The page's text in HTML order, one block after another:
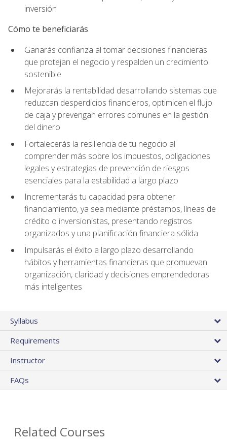
inversión
Cómo te beneficiarás
Ganarás confianza al tomar decisiones financieras
que protejan el negocio y respalden un crecimiento
sostenible
Mejorarás la rentabilidad desarrollando sistemas que
reduzcan desperdicios financieros, optimicen el flujo
de caja y prevengan errores comunes en la gestión
del dinero
Fortalecerás la resiliencia de tu negocio al
comprender más sobre los impuestos, obligaciones
legales y estrategias de prevención de riesgos
esenciales para la estabilidad a largo plazo
Incrementarás tu capacidad para obtener
financiamiento, ya sea mediante préstamos, líneas de
crédito o inversionistas, presentando registros
organizados y una planificación financiera sólida
Impulsarás el éxito a largo plazo desarrollando
hábitos y herramientas financieras que promuevan
organización, claridad y decisiones emprendedoras
más inteligentes
Syllabus
Requirements
Instructor
FAQs
Related Courses